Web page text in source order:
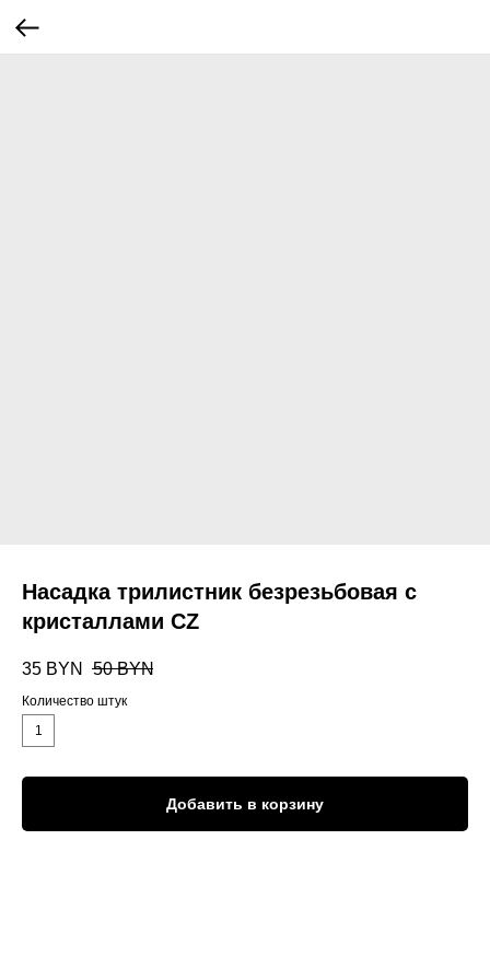
Насадка трилистник безрезьбовая с
кристаллами CZ
35 BYN 50 BYN
Количество штук
1
Добавить в корзину